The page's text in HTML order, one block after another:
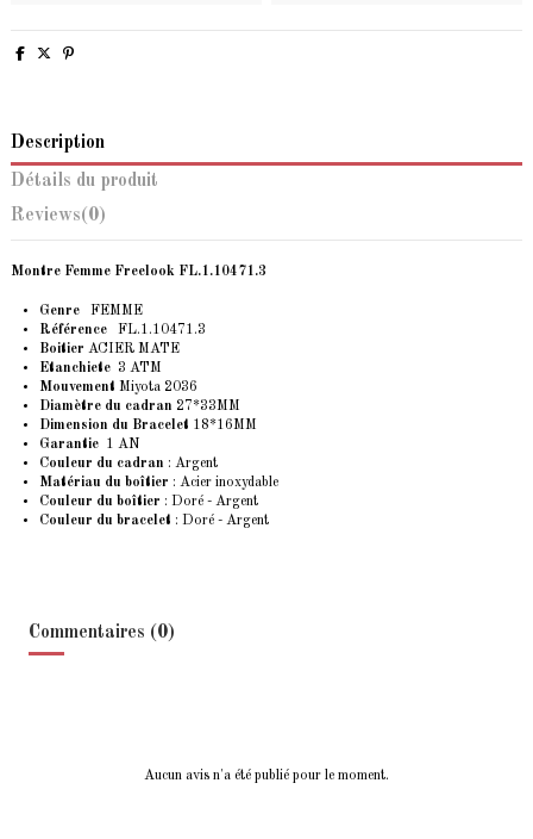
Description
Détails du produit
Reviews(0)
Montre Femme Freelook FL.1.10471.3
Genre FEMME
Référence
FL.1.10471.3
Boitier ACIER MATE
Etanchiete 3 ATM
Mouvement Miyota 2036
Diamètre du cadran 27*33MM
Dimension du Bracelet 18*16MM
Garantie 1 AN
Couleur du cadran : Argent
Matériau du boîtier : Acier inoxydable
Couleur du boîtier : Doré - Argent
Couleur du bracelet : Doré - Argent
Commentaires (0)
Aucun avis n'a été publié pour le moment.